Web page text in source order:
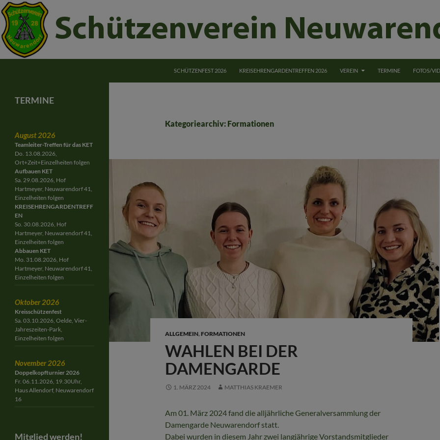
Schützenverein Neuwarendorf e.V.SCHÜTZENFEST 2026
KREISEHRENGARDENTREFFEN 2026 VEREIN TERMINE FOTOS/
Kategoriearchiv: Formationen
ALLGEMEIN,FORMATIONEN
WAHLEN BEI DER
DAMENGARDE
1. MÄRZ 2024 MATTHIAS KRAEMER
Am 01. März 2024 fand die alljährliche Generalversammlung der
Damengarde Neuwarendorf statt.
Dabei wurden in diesem Jahr zwei langjährige Vorstandsmitglieder
Gemeinschaft für Jung und Alt
TERMINE
August 2026
Teamleiter-Treffen für das KET
Do. 13.08.2026,
Ort+Zeit+Einzelheiten folgen
Aufbauen KET
Sa. 29.08.2026, Hof
Hartmeyer, Neuwarendorf 41,
Einzelheiten folgen
KREISEHRENGARDENTREFF
EN
So. 30.08.2026, Hof
Hartmeyer, Neuwarendorf 41,
Einzelheiten folgen
Abbauen KET
Mo. 31.08.2026, Hof
Hartmeyer, Neuwarendorf 41,
Einzelheiten folgen
Oktober 2026
Kreisschützenfest
Sa. 03.10.2026, Oelde, Vier-
Jahreszeiten-Park,
Einzelheiten folgen
November 2026
Doppelkopfturnier 2026
Fr. 06.11.2026, 19.30Uhr,
Haus Allendorf, Neuwarendorf
16
Mitglied werden!